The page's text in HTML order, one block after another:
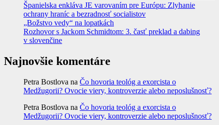
Španielska enkláva JE varovaním pre Európu: Zlyhanie
ochrany hraníc a bezradnosť socialistov
„Božstvo vedy“ na lopatkách
Rozhovor s Jackom Schmidtom: 3. časť preklad a dabing
v slovenčine
Najnovšie komentáre
Petra Bostlova na Čo hovoria teológ a exorcista o
Medžugorii? Ovocie viery, kontroverzie alebo neposlušnosť?
Petra Bostlova na Čo hovoria teológ a exorcista o
Medžugorii? Ovocie viery, kontroverzie alebo neposlušnosť?